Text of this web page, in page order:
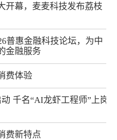
开幕，麦麦科技发布荔枝
普惠金融科技论坛，为中
金融服务
费体验
千名“AI龙虾工程师”上岗
费新特点